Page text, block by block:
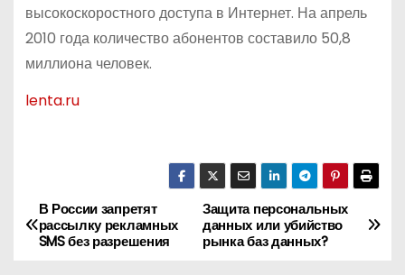
высокоскоростного доступа в Интернет. На апрель
2010 года количество абонентов составило 50,8
миллиона человек.
lenta.ru
Н
а
Защита персональных
данных или убийство
рынка баз данных?
В России запретят
рассылку рекламных
SMS без разрешения